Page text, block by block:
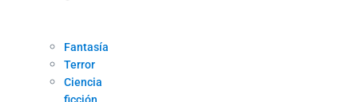
Fantasía
Terror
Ciencia
ficción